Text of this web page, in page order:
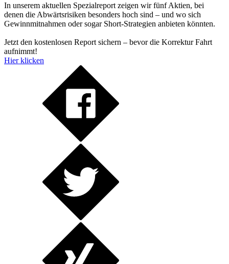
In unserem aktuellen Spezialreport zeigen wir fünf Aktien, bei
denen die Abwärtsrisiken besonders hoch sind – und wo sich
Gewinnmitnahmen oder sogar Short-Strategien anbieten könnten.
Jetzt den kostenlosen Report sichern – bevor die Korrektur Fahrt
aufnimmt!
Hier klicken